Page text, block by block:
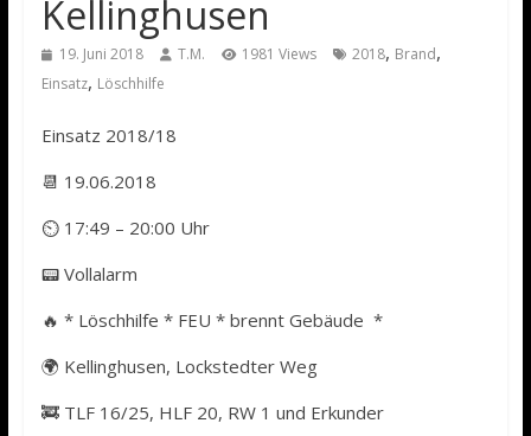
Kellinghusen
19. Juni 2018 T.M. 1981 Views 2018, Brand,
Einsatz, Löschhilfe
Einsatz 2018/18
📆 19.06.2018
⏲ 17:49 – 20:00 Uhr
📟 Vollalarm
🔥 * Löschhilfe * FEU * brennt Gebäude *
🌍 Kellinghusen, Lockstedter Weg
🚒 TLF 16/25, HLF 20, RW 1 und Erkunder